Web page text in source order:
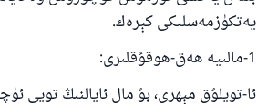
يەتكۈزمەسلىكى كېرەك.
1-مالىيە ھەق-ھوقۇقلىرى:
ئا-تويلۇق مېھرى، بۇ مال ئايالنىڭ تويى